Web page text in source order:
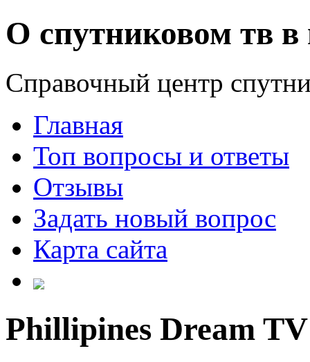
О спутниковом тв в
Справочный центр
Главная
Топ вопросы и ответы
Отзывы
Задать новый вопрос
Карта сайта
Phillipines Dream TV